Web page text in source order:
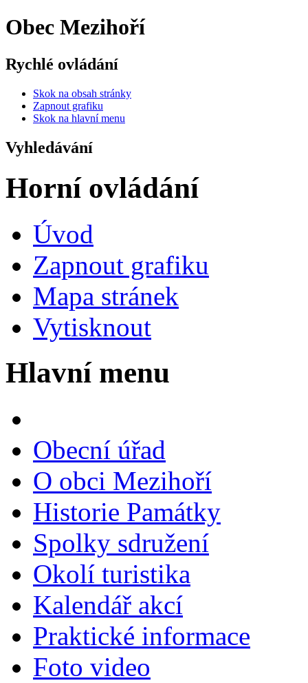
Obec Mezihoří
Rychlé ovládání
Skok na obsah stránky
Zapnout grafiku
Skok na hlavní menu
Vyhledávání
Horní ovládání
Úvod
Zapnout grafiku
Mapa stránek
Vytisknout
Hlavní menu
Obecní úřad
O obci Mezihoří
Historie Památky
Spolky sdružení
Okolí turistika
Kalendář akcí
Praktické informace
Foto video